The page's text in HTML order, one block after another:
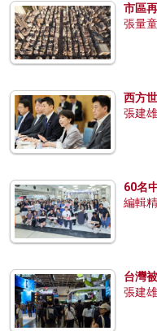
市區
張量童
西方
張建雄
60名
編輯
台灣
張建雄